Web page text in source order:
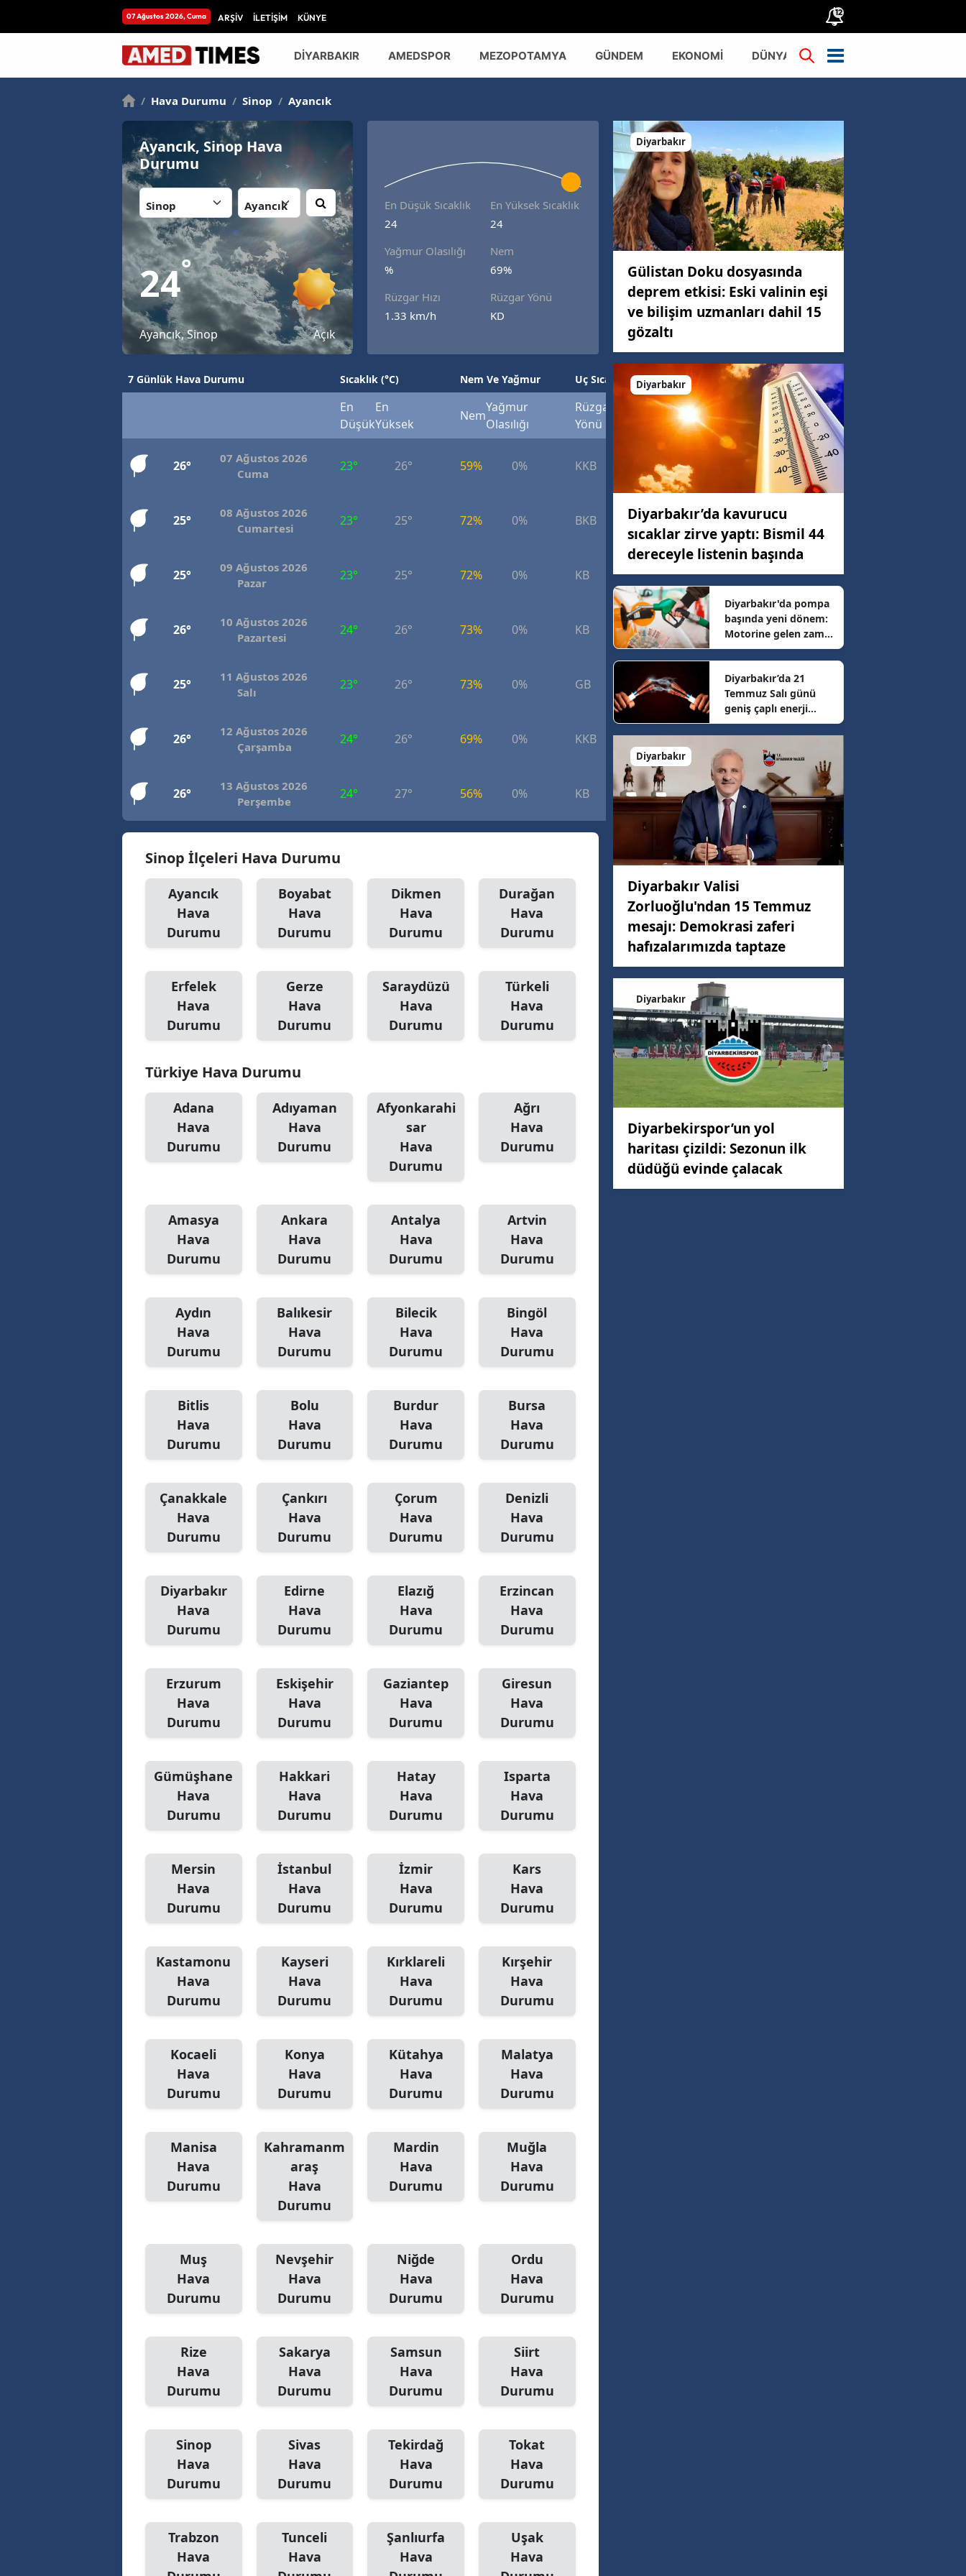
07 Ağustos 2026, Cuma ARŞİV İLETİŞİM KÜNYE 12
DİYARBAKIR AMEDSPOR MEZOPOTAMYA GÜNDEM EKONOMİ DÜNYA TÜRKİYE
/ Hava Durumu / Sinop / Ayancık
Ayancık, Sinop Hava
Durumu
24°
Ayancık, Sinop Açık
En Düşük Sıcaklık
24
En Yüksek Sıcaklık
24
Yağmur Olasılığı
%
Nem
69%
Rüzgar Hızı
1.33 km/h
Rüzgar Yönü
KD
7 Günlük Hava Durumu Sıcaklık (°C) Nem Ve Yağmur Uç Sıcaklık (°C)
En
Düşük
En
Yüksek
Nem
Yağmur
Olasılığı
Rüzgar
Yönü
Rüzgar
26°
07 Ağustos 2026
Cuma
23° 26° 59% 0% KKB 2.54 km/h
25°
08 Ağustos 2026
Cumartesi
23° 25° 72% 0% BKB 4.38 km/h
25°
09 Ağustos 2026
Pazar
23° 25° 72% 0% KB 3.96 km/h
26°
10 Ağustos 2026
Pazartesi
24° 26° 73% 0% KB 3.49 km/h
25°
11 Ağustos 2026
Salı
23° 26° 73% 0% GB 2.19 km/h
26°
12 Ağustos 2026
Çarşamba
24° 26° 69% 0% KKB 2.53 km/h
26°
13 Ağustos 2026
Perşembe
24° 27° 56% 0% KB 2.72 km/h
Sinop İlçeleri Hava Durumu
Ayancık
Hava
Durumu
Boyabat
Hava
Durumu
Dikmen
Hava
Durumu
Durağan
Hava
Durumu
Erfelek
Hava
Durumu
Gerze
Hava
Durumu
Saraydüzü
Hava
Durumu
Türkeli
Hava
Durumu
Türkiye Hava Durumu
Adana
Hava
Durumu
Adıyaman
Hava
Durumu
Afyonkarahi
sar
Hava
Durumu
Ağrı
Hava
Durumu
Amasya
Hava
Durumu
Ankara
Hava
Durumu
Antalya
Hava
Durumu
Artvin
Hava
Durumu
Aydın
Hava
Durumu
Balıkesir
Hava
Durumu
Bilecik
Hava
Durumu
Bingöl
Hava
Durumu
Bitlis
Hava
Durumu
Bolu
Hava
Durumu
Burdur
Hava
Durumu
Bursa
Hava
Durumu
Çanakkale
Hava
Durumu
Çankırı
Hava
Durumu
Çorum
Hava
Durumu
Denizli
Hava
Durumu
Diyarbakır
Hava
Durumu
Edirne
Hava
Durumu
Elazığ
Hava
Durumu
Erzincan
Hava
Durumu
Erzurum
Hava
Durumu
Eskişehir
Hava
Durumu
Gaziantep
Hava
Durumu
Giresun
Hava
Durumu
Gümüşhane
Hava
Durumu
Hakkari
Hava
Durumu
Hatay
Hava
Durumu
Isparta
Hava
Durumu
Mersin
Hava
Durumu
İstanbul
Hava
Durumu
İzmir
Hava
Durumu
Kars
Hava
Durumu
Kastamonu
Hava
Durumu
Kayseri
Hava
Durumu
Kırklareli
Hava
Durumu
Kırşehir
Hava
Durumu
Kocaeli
Hava
Durumu
Konya
Hava
Durumu
Kütahya
Hava
Durumu
Malatya
Hava
Durumu
Manisa
Hava
Durumu
Kahramanm
araş
Hava
Durumu
Mardin
Hava
Durumu
Muğla
Hava
Durumu
Muş
Hava
Durumu
Nevşehir
Hava
Durumu
Niğde
Hava
Durumu
Ordu
Hava
Durumu
Rize
Hava
Durumu
Sakarya
Hava
Durumu
Samsun
Hava
Durumu
Siirt
Hava
Durumu
Sinop
Hava
Durumu
Sivas
Hava
Durumu
Tekirdağ
Hava
Durumu
Tokat
Hava
Durumu
Trabzon
Hava
Tunceli
Hava
Şanlıurfa
Hava
Uşak
Hava
Diyarbakır
Gülistan Doku dosyasında
deprem etkisi: Eski valinin eşi
ve bilişim uzmanları dahil 15
gözaltı
Diyarbakır
Diyarbakır’da kavurucu
sıcaklar zirve yaptı: Bismil 44
dereceyle listenin başında
Diyarbakır'da pompa
başında yeni dönem:
Motorine gelen zam
sonrası güncel fiyatlar
belli oldu
Diyarbakır’da 21
Temmuz Salı günü
geniş çaplı enerji
mesaisi: 16 ilçede
elektrikler kesilecek
Diyarbakır
Diyarbakır Valisi
Zorluoğlu'ndan 15 Temmuz
mesajı: Demokrasi zaferi
hafızalarımızda taptaze
Diyarbakır
Diyarbekirspor’un yol
haritası çizildi: Sezonun ilk
düdüğü evinde çalacak